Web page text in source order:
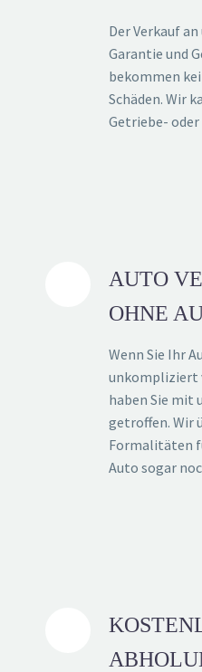
Der Verkauf
Garantie und
bekommen
Schäden. Wir
Getriebe-
AUTO
OHNE
Wenn Sie Ihr
unkompliziert
haben Sie mit
getroffen. Wir
Formalitäten
Auto sogar